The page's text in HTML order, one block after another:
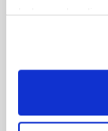
Cookies, wenn